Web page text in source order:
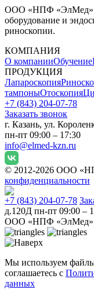
ООО «НПФ «ЭлМед»
оборудование и
риноскопии.
КОМПАНИЯ
О компанииОбучение
ПРОДУКЦИЯ
Лапароскопия
тампоныОтоскопия
+7 (843) 204-07-78
Заказать звонок
г. Казань, ул.
пн-пт 09:00 – 17:30
info@elmed-kzn.ru
© 2012-2026 ООО
конфиденциальности
+7 (843) 204-07-78
д.120Д пн-пт 09:00 –
ООО «НПФ «ЭлМед»
Мы используем
соглашаетесь с
данных